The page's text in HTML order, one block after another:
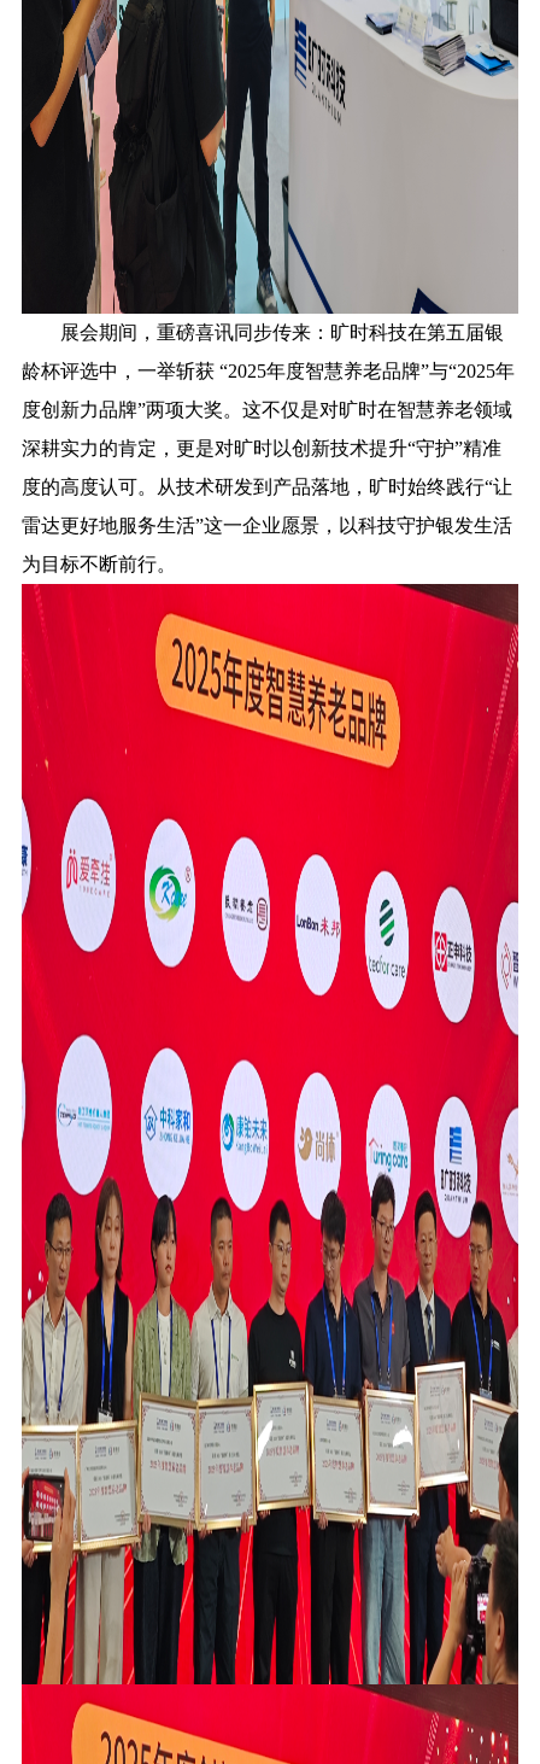
展会期间，重磅喜讯同步传来：旷时科技在第五届银
龄杯评选中，一举斩获 “2025年度智慧养老品牌”与“2025年
度创新力品牌”两项大奖。这不仅是对旷时在智慧养老领域
深耕实力的肯定，更是对旷时以创新技术提升“守护”精准
度的高度认可。从技术研发到产品落地，旷时始终践行“让
雷达更好地服务生活”这一企业愿景，以科技守护银发生活
为目标不断前行。